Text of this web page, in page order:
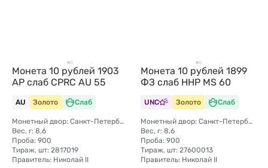
Монета 10 рублей 1903
АР слаб CPRC AU 55
AU Золото Слаб
Монетный двор: Санкт-Петербургский монетный двор
Вес, г: 8,6
Проба: 900
Тираж, шт: 2817019
Правитель: Николай II
Монета 10 рублей 1899
ФЗ слаб ННР MS 60
UNC Золото Слаб
Монетный двор: Санкт-Петербургский монетный двор
Вес, г: 8,6
Проба: 900
Тираж, шт: 27600013
Правитель: Николай II